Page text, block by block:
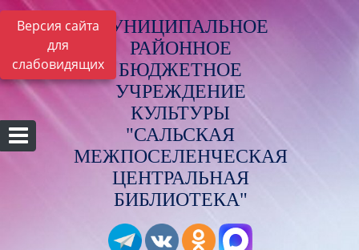
Версия сайта
для
слабовидящих
МУНИЦИПАЛЬНОЕ
РАЙОННОЕ
БЮДЖЕТНОЕ
УЧРЕЖДЕНИЕ
КУЛЬТУРЫ
"САЛЬСКАЯ
МЕЖПОСЕЛЕНЧЕСКАЯ
ЦЕНТРАЛЬНАЯ
БИБЛИОТЕКА"